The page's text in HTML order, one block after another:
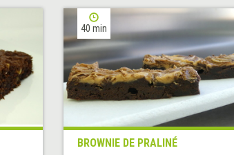
40 min
BROWNIE DE PRALINÉ